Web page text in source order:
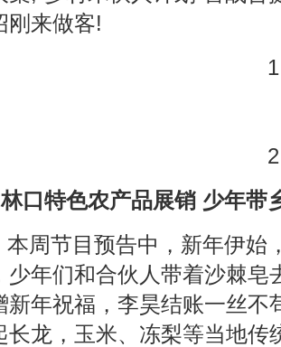
刚来做客!
林口特色农产品展销 少年带
本周节目预告中，新年伊始
少年们和合伙人带着沙棘
新年祝福，李昊结账一丝
长龙，玉米、冻梨等当地传